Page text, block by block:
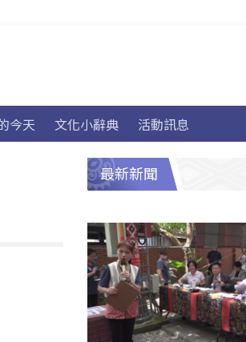
今天 文化小辭典 活動訊息
最新新聞